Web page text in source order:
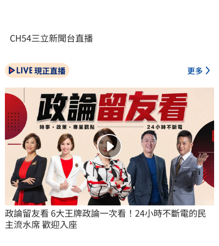
CH54三立新聞台直播
現正直播 更多
政論留友看 6大王牌政論一次看！24小時不斷電的民
主流水席 歡迎入座